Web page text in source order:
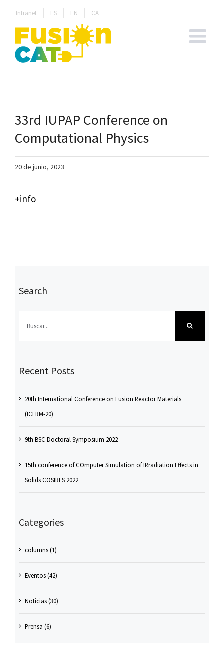
content
Intranet ES EN CA
33rd IUPAP Conference on
Computational Physics
20 de junio, 2023
+info
Search
Recent Posts
20th International Conference on Fusion Reactor Materials
(ICFRM-20)
9th BSC Doctoral Symposium 2022
15th conference of COmputer Simulation of IRradiation Effects in
Solids COSIRES 2022
Categories
columns (1)
Eventos (42)
Noticias (30)
Prensa (6)